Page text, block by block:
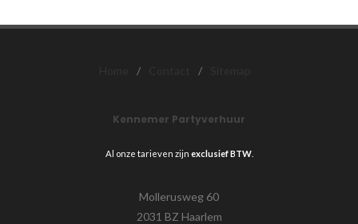
Kennemer Partyverhuur
Al onze tarieven zijn exclusief BTW.
Mollerusweg 60
2031 BZ Haarlem
/ /